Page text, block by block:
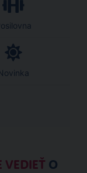
VEDIEŤ O